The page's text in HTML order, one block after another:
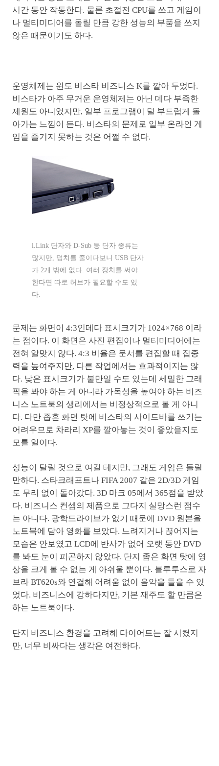
시간 동안 작동한다. 물론 초절전 CPU를 쓰고 게임이
나 멀티미디어를 돌릴 만큼 강한 성능의 부품을 쓰지
않은 때문이기도 하다.
운영체제는 윈도 비스타 비즈니스 K를 깔아 두었다.
비스타가 아주 무거운 운영체제는 아닌 데다 부족한
제원도 아니었지만, 일부 프로그램이 덜 부드럽게 돌
아가는 느낌이 든다. 비스타의 문제로 일부 온라인 게
임을 즐기지 못하는 것은 어쩔 수 없다.
i.Link 단자와 D-Sub 등 단자 종류는
많지만, 덩치를 줄이다보니 USB 단자
가 2개 밖에 없다. 여러 장치를 써야
한다면 따로 허브가 필요할 수도 있
다.
문제는 화면이 4:3인데다 표시크기가 1024×768 이라
는 점이다. 이 화면은 사진 편집이나 멀티미디어에는
전혀 알맞지 않다. 4:3 비율은 문서를 편집할 때 집중
력을 높여주지만, 다른 작업에서는 효과적이지는 않
다. 낮은 표시크기가 불만일 수도 있는데 세밀한 그래
픽을 봐야 하는 게 아니라 가독성을 높여야 하는 비즈
니스 노트북의 생리에서는 비정상적으로 볼 게 아니
다. 다만 좁흔 화면 탓에 비스타의 사이드바를 쓰기는
어려우므로 차라리 XP를 깔아놓는 것이 좋았을지도
모를 일이다.
성능이 달릴 것으로 여길 테지만, 그래도 게임은 돌릴
만하다. 스타크래프트나 FIFA 2007 같은 2D/3D 게임
도 무리 없이 돌아갔다. 3D 마크 05에서 365점을 받았
다. 비즈니스 컨셉의 제품으로 그다지 실망스런 점수
는 아니다. 광학드라이브가 없기 때문에 DVD 원본을
노트북에 담아 영화를 보았다. 느려지거나 끊어지는
모습은 안보였고 LCD에 반사가 없어 오랫 동안 DVD
를 봐도 눈이 피곤하지 않았다. 단지 좁은 화면 탓에 영
상을 크게 볼 수 없는 게 아쉬울 뿐이다. 블루투스로 자
브라 BT620s와 연결해 어려움 없이 음악을 들을 수 있
었다. 비즈니스에 강하다지만, 기본 재주도 할 만큼은
하는 노트북이다.
단지 비즈니스 환경을 고려해 다이어트는 잘 시켰지
만, 너무 비싸다는 생각은 여전하다.